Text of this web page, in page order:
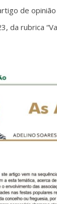
de opinião
da rubrica